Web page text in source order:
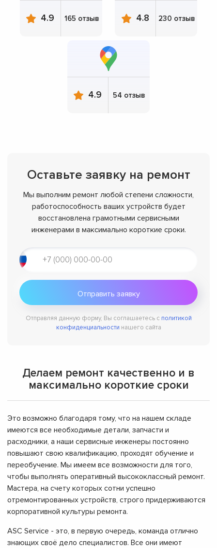
4.9 165 отзыв 4.8 230 отзыв
4.9 54 отзыв
Оставьте заявку на ремонт
Мы выполним ремонт любой степени сложности,
работоспособность ваших устройств будет
восстановлена грамотными сервисными
инженерами в максимально короткие сроки.
Отправляя данную форму, Вы соглашаетесь с политикой
конфиденциальности нашего сайта
Делаем ремонт качественно и в
максимально короткие сроки
Это возможно благодаря тому, что на нашем складе
имеются все необходимые детали, запчасти и
расходники, а наши сервисные инженеры постоянно
повышают свою квалификацию, проходят обучение и
переобучение. Мы имеем все возможности для того,
чтобы выполнять оперативный высококлассный ремонт.
Мастера, на счету которых сотни успешно
отремонтированных устройств, строго придерживаются
корпоративной культуры ремонта.
ASC Service - это, в первую очередь, команда отлично
знающих своё дело специалистов. Все они имеют